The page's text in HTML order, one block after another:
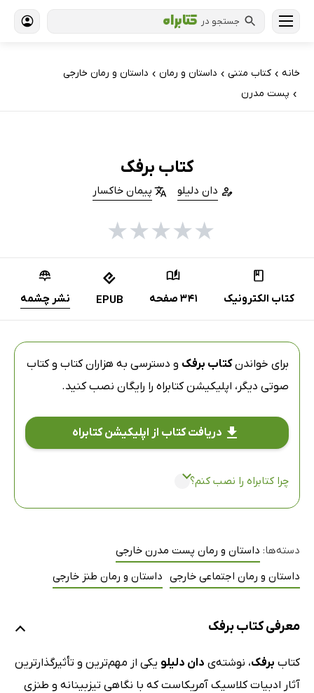
جستجو در
خانه › کتاب‌ متنی › داستان و رمان › داستان و رمان خارجی
› پست مدرن
کتاب برفک
دان دلیلو پیمان خاکسار
★
★
★
★
★
کتاب الکترونیک 341 صفحه EPUB نشر چشمه
برای خواندنکتاب برفک و دسترسی به هزاران کتاب و کتاب
صوتی دیگر، اپلیکیشن کتابراه را رایگان نصب کنید.
دریافت کتاب از اپلیکیشن کتابراه
چرا کتابراه را نصب کنم؟
دسته‌ها: داستان و رمان پست مدرن خارجی
داستان و رمان اجتماعی خارجی داستان و رمان طنز خارجی
معرفی کتاب برفک
کتاب برفک، نوشته‌ی دان دلیلو یکی از مهم‌ترین و تأثیرگذارترین
آثار ادبیات کلاسیک آمریکاست که با نگاهی تیزبینانه و طنزی